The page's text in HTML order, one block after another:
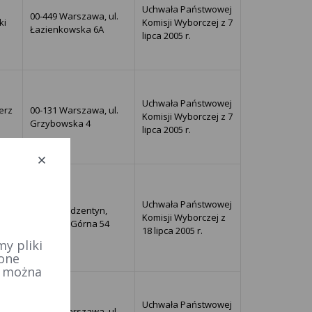
00-449 Warszawa, ul.
Łazienkowska 6A
Uchwała Państwowej
Komisji Wyborczej z 7
lipca 2005 r.
00-131 Warszawa, ul.
Grzybowska 4
Uchwała Państwowej
Komisji Wyborczej z 7
lipca 2005 r.
26-010 Bodzentyn,
Dąbrowa Górna 54
Uchwała Państwowej
Komisji Wyborczej z
18 lipca 2005 r.
Uchwała Państwowej
pliki